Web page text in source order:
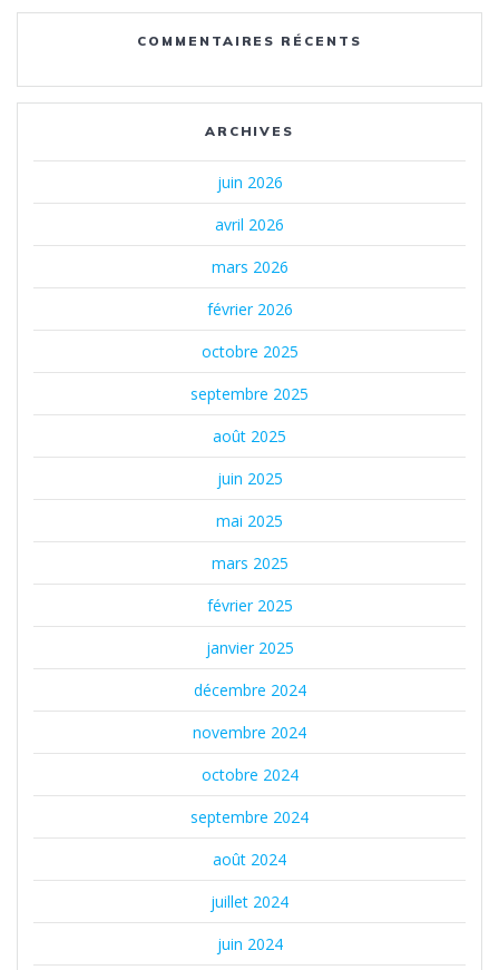
COMMENTAIRES RÉCENTS
ARCHIVES
juin 2026
avril 2026
mars 2026
février 2026
octobre 2025
septembre 2025
août 2025
juin 2025
mai 2025
mars 2025
février 2025
janvier 2025
décembre 2024
novembre 2024
octobre 2024
septembre 2024
août 2024
juillet 2024
juin 2024